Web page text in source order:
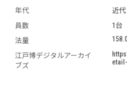
年代
近
員数
1台
法量
江戸博デジタルアーカイ
ブズ